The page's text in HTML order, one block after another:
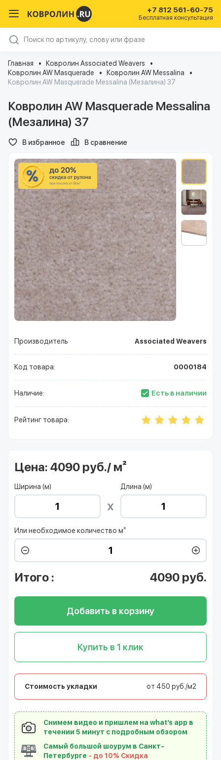
+7 812 561-60-75
Бесплатная консультация
Главная
Ковролин Associated Weavers
Ковролин AW Masquerade
Ковролин AW Messalina
Ковролин AW Masquerade Messalina (Мезалина) 37
Ковролин AW Masquerade Messalina
(Мезалина) 37
В избранное В сравнение
Производитель Associated Weavers
Код товара: 0000184
Наличие: Есть в наличии
Рейтинг товара:
Цена: 4090 руб./ м²
Ширина (м) Длина (м)
Или необходимое количество м²
Итого : 4090 руб.
Добавить в корзину
Купить в 1 клик
Стоимость укладки от 450 руб./м2
Снимем видео и пришлем на what’s app в
течении 5 минут с подробным обзором
Самый большой шоурум в Санкт-
Петербурге - до 10% Скидка